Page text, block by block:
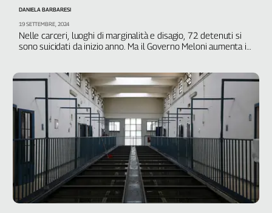
Nelle carceri, luoghi di marginalità e disagio, 72 detenuti si
sono suicidati da inizio anno. Ma il Governo Meloni aumenta i
DANIELA BARBARESI
19 SETTEMBRE, 2024